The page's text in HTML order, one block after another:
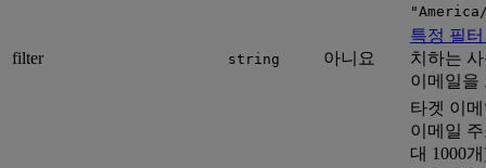
filter string 아니요
특정 필
치하는
이메일을
타겟 이
이메일
대 1000